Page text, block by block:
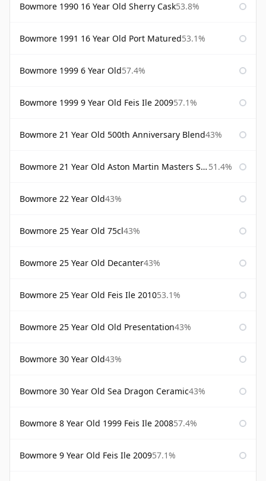
Bowmore 1990 16 Year Old Sherry Cask53.8%
Bowmore 1991 16 Year Old Port Matured53.1%
Bowmore 1999 6 Year Old57.4%
Bowmore 1999 9 Year Old Feis Ile 200957.1%
Bowmore 21 Year Old 500th Anniversary Blend43%
Bowmore 21 Year Old Aston Martin Masters Selection 2024 51.4%
Bowmore 22 Year Old43%
Bowmore 25 Year Old 75cl43%
Bowmore 25 Year Old Decanter43%
Bowmore 25 Year Old Feis Ile 201053.1%
Bowmore 25 Year Old Old Presentation43%
Bowmore 30 Year Old43%
Bowmore 30 Year Old Sea Dragon Ceramic43%
Bowmore 8 Year Old 1999 Feis Ile 200857.4%
Bowmore 9 Year Old Feis Ile 200957.1%